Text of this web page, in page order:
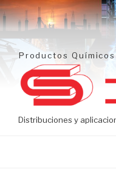
Ir
al
contenido
Productos
Distribuciones y